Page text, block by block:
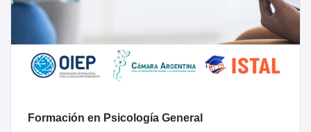
Formación en Psicología General